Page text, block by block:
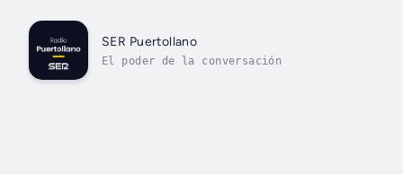
SER Puertollano
El poder de la conversación